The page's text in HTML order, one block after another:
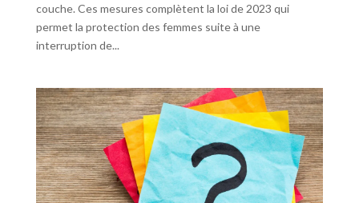
couche. Ces mesures complètent la loi de 2023 qui
permet la protection des femmes suite à une
interruption de...